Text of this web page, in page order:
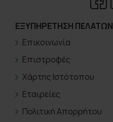
ΕΞΥΠΗΡΈΤΗΣΗ ΠΕΛΑΤΏΝ
Επικοινωνία
Επιστροφές
Χάρτης Ιστότοπου
Εταιρείες
Πολιτική Απορρήτου